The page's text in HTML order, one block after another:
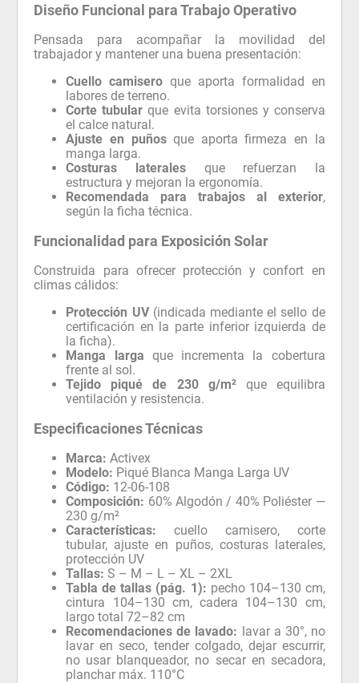
Diseño Funcional para Trabajo Operativo
Pensada para acompañar la movilidad del
trabajador y mantener una buena presentación:
Cuello camisero que aporta formalidad en
labores de terreno.
Corte tubular que evita torsiones y conserva
el calce natural.
Ajuste en puñosque aporta firmeza en la
manga larga.
Costuras lateralesque refuerzan la
estructura y mejoran la ergonomía.
Recomendada para trabajos al exterior,
según la ficha técnica.
Funcionalidad para Exposición Solar
Construida para ofrecer protección y confort en
climas cálidos:
Protección UV(indicada mediante el sello de
certificación en la parte inferior izquierda de
la ficha).
Manga larga que incrementa la cobertura
frente al sol.
Tejido piqué de 230 g/m²que equilibra
ventilación y resistencia.
Especificaciones Técnicas
Marca: Activex
Modelo: Piqué Blanca Manga Larga UV
Código: 12-06-108
Composición: 60% Algodón / 40% Poliéster —
230 g/m²
Características: cuello camisero, corte
tubular, ajuste en puños, costuras laterales,
protección UV
Tallas: S – M – L – XL – 2XL
Tabla de tallas (pág. 1): pecho 104–130 cm,
cintura 104–130 cm, cadera 104–130 cm,
largo total 72–82 cm
Recomendaciones de lavado: lavar a 30°, no
lavar en seco, tender colgado, dejar escurrir,
no usar blanqueador, no secar en secadora,
planchar máx. 110°C